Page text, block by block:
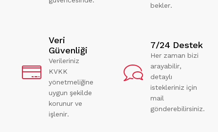
bekler.
Veri
Güvenliği
Verileriniz
KVKK
yönetmeliğine
uygun şekilde
korunur ve
işlenir.
7/24 Destek
Her zaman bizi
arayabilir,
detaylı
istekleriniz için
mail
gönderebilirsiniz.